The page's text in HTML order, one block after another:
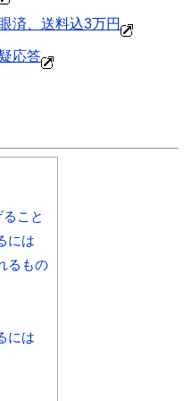
済、送料込3万円
応答
こと
には
るもの
には